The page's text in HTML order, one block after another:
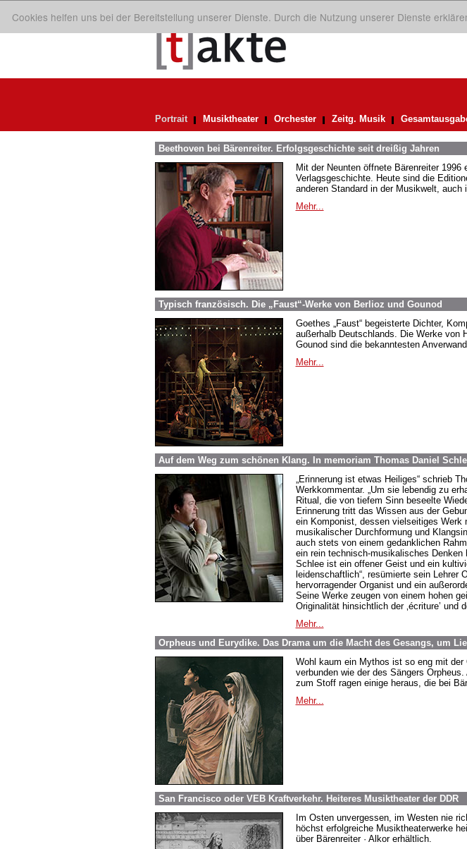
Cookies helfen uns bei der Bereitstellung unserer Dienste. Durch die Nutzung unserer Dienste
Portrait Musiktheater Orchester Zeitg. Musik
Beethoven bei Bärenreiter. Erfolgsgeschichte seit dreißig Jahren
Mit der Neunten öffnete Bärenreiter 1996
Verlagsgeschichte. Heute sind die
anderen Standard in der Musikwelt, auch
Mehr...
Typisch französisch. Die „Faust“-Werke von Berlioz und Gounod
Goethes „Faust“ begeisterte Dichter,
außerhalb Deutschlands. Die Werke von
Gounod sind die bekanntesten
Mehr...
Auf dem Weg zum schönen Klang. In memoriam Thomas Daniel
„Erinnerung ist etwas Heiliges“ schrieb
Werkkommentar. „Um sie lebendig zu
Ritual, die von tiefem Sinn beseelte
Erinnerung tritt das Wissen aus der
ein Komponist, dessen vielseitiges Werk
musikalischer Durchformung und
auch stets von einem gedanklichen
ein rein technisch-musikalisches Denken
Schlee ist ein offener Geist und ein
leidenschaftlich“, resümierte sein Lehrer
hervorragender Organist und ein
Seine Werke zeugen von einem hohen
Originalität hinsichtlich der ‚écriture’ und
Mehr...
Orpheus und Eurydike. Das Drama um die Macht des Gesangs, um
Wohl kaum ein Mythos ist so eng mit
verbunden wie der des Sängers
zum Stoff ragen einige heraus, die bei
Mehr...
San Francisco oder VEB Kraftverkehr. Heiteres Musiktheater der DDR
Im Osten unvergessen, im Westen nie
höchst erfolgreiche Musiktheaterwerke
über Bärenreiter · Alkor erhältlich.